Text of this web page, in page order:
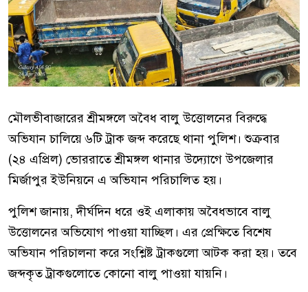
মৌলভীবাজারের শ্রীমঙ্গলে অবৈধ বালু উত্তোলনের বিরুদ্ধে
অভিযান চালিয়ে ৬টি ট্রাক জব্দ করেছে থানা পুলিশ। শুক্রবার
(২৪ এপ্রিল) ভোররাতে শ্রীমঙ্গল থানার উদ্যোগে উপজেলার
মির্জাপুর ইউনিয়নে এ অভিযান পরিচালিত হয়।
পুলিশ জানায়, দীর্ঘদিন ধরে ওই এলাকায় অবৈধভাবে বালু
উত্তোলনের অভিযোগ পাওয়া যাচ্ছিল। এর প্রেক্ষিতে বিশেষ
অভিযান পরিচালনা করে সংশ্লিষ্ট ট্রাকগুলো আটক করা হয়। তবে
জব্দকৃত ট্রাকগুলোতে কোনো বালু পাওয়া যায়নি।